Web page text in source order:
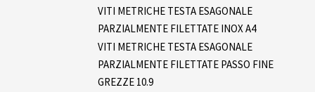
VITI METRICHE TESTA ESAGONALE
PARZIALMENTE FILETTATE INOX A4
VITI METRICHE TESTA ESAGONALE
PARZIALMENTE FILETTATE PASSO FINE
GREZZE 10.9